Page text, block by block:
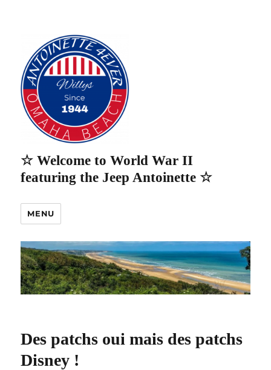
☆ Welcome to World War II
featuring the Jeep Antoinette ☆
MENU
Des patchs oui mais des patchs
Disney !